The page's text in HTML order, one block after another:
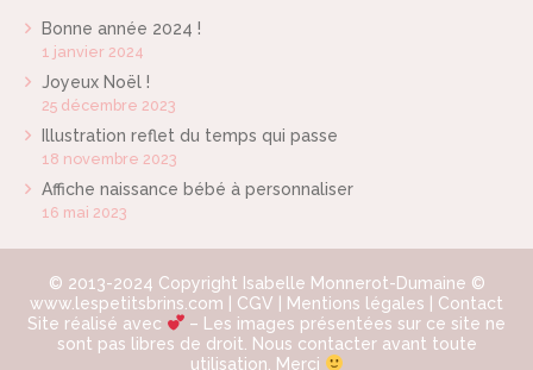
Bonne année 2024 !
1 janvier 2024
Joyeux Noël !
25 décembre 2023
Illustration reflet du temps qui passe
18 novembre 2023
Affiche naissance bébé à personnaliser
16 mai 2023
© 2013-2024 Copyright Isabelle Monnerot-Dumaine ©
www.lespetitsbrins.com | CGV Mentions légales
Contact
Site réalisé avec
– Les images présentées sur ce site ne
sont pas libres de droit. Nous contacter avant toute
utilisation. Merci